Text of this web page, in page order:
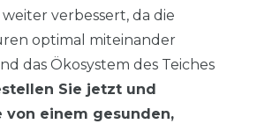
verbessert, da die
optimal miteinander
das Ökosystem des Teiches
Sie jetzt und
von einem gesunden,